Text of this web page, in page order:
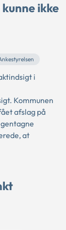
ikke
i
Kommunen
afslag på
at